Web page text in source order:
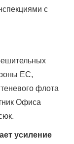
с
ЕС,
флота
Офиса
усиление